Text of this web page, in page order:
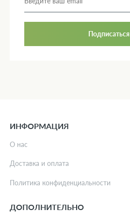
Подписаться
ИНФОРМАЦИЯ
О нас
Доставка и оплата
Политика конфиденциальности
ДОПОЛНИТЕЛЬНО